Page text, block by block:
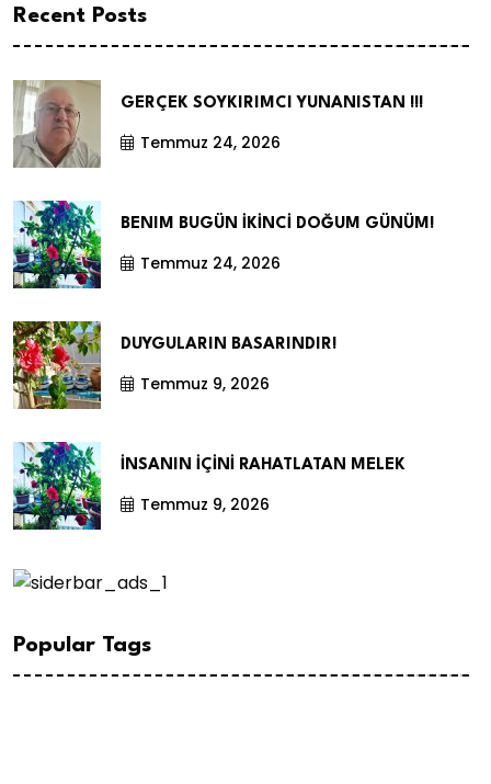
Recent Posts
GERÇEK SOYKIRIMCI YUNANISTAN !!!
Temmuz 24, 2026
BENIM BUGÜN İKİNCİ DOĞUM GÜNÜM!
Temmuz 24, 2026
DUYGULARIN BASARINDIR!
Temmuz 9, 2026
İNSANIN İÇİNİ RAHATLATAN MELEK
Temmuz 9, 2026
Popular Tags